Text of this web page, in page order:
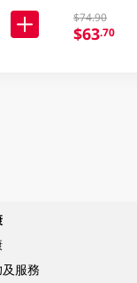
$74.90
$63.70
服務